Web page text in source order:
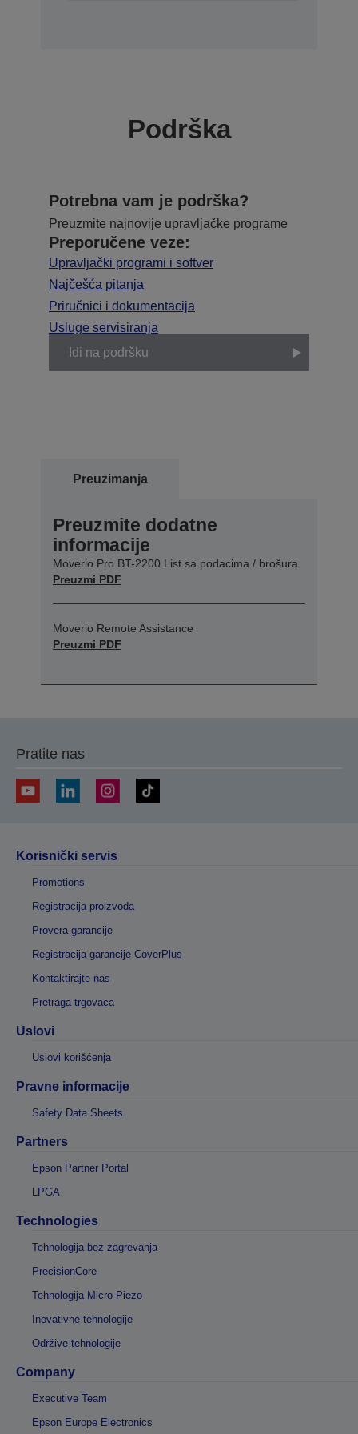
Podrška
Potrebna vam je podrška?
Preuzmite najnovije upravljačke programe
Preporučene veze:
Upravljački programi i softver
Najčešća pitanja
Priručnici i dokumentacija
Usluge servisiranja
Idi na podršku
Preuzimanja
Preuzmite dodatne
informacije
Moverio Pro BT-2200 List sa podacima / brošura
Preuzmi PDF
Moverio Remote Assistance
Preuzmi PDF
Pratite nas
Korisnički servis
Promotions
Registracija proizvoda
Provera garancije
Registracija garancije CoverPlus
Kontaktirajte nas
Pretraga trgovaca
Uslovi
Uslovi korišćenja
Pravne informacije
Safety Data Sheets
Partners
Epson Partner Portal
LPGA
Technologies
Tehnologija bez zagrevanja
PrecisionCore
Tehnologija Micro Piezo
Inovativne tehnologije
Održive tehnologije
Company
Executive Team
Epson Europe Electronics